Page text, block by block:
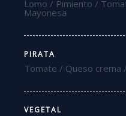
Lomo / Pimiento /
Mayonesa
PIRATA
Tomate / Queso crema
VEGETAL